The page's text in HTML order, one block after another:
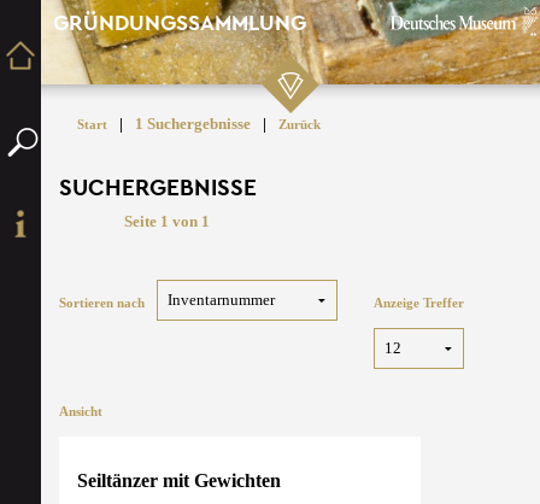
GRÜNDUNGSSAMMLUNG
Start | 1 Suchergebnisse | Zurück
SUCHERGEBNISSE
Seite 1 von 1
Sortieren nach Anzeige Treffer
Ansicht
Seiltänzer mit Gewichten